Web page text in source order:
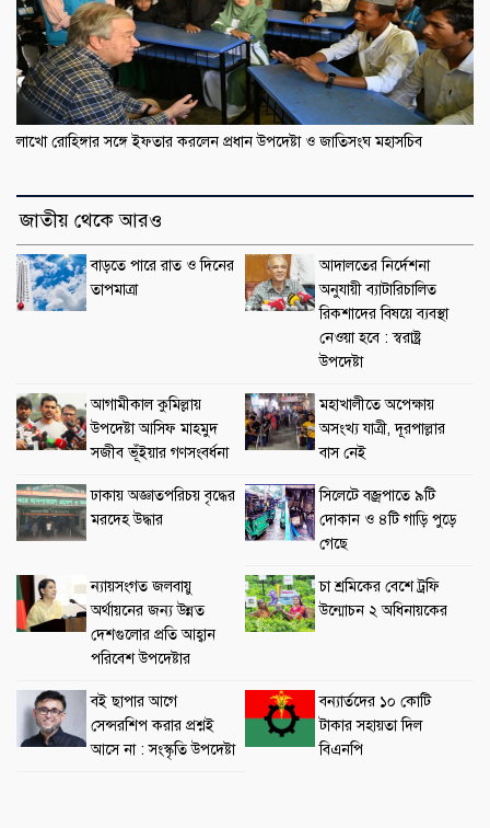
লাখো রোহিঙ্গার সঙ্গে ইফতার করলেন প্রধান উপদেষ্টা ও জাতিসংঘ মহাসচিব
জাতীয় থেকে আরও
বাড়তে পারে রাত ও দিনের
তাপমাত্রা
আদালতের নির্দেশনা
অনুযায়ী ব্যাটারিচালিত
রিকশাদের বিষয়ে ব্যবস্থা
নেওয়া হবে : স্বরাষ্ট্র
উপদেষ্টা
আগামীকাল কুমিল্লায়
উপদেষ্টা আসিফ মাহমুদ
সজীব ভূঁইয়ার গণসংবর্ধনা
মহাখালীতে অপেক্ষায়
অসংখ্য যাত্রী, দূরপাল্লার
বাস নেই
ঢাকায় অজ্ঞাতপরিচয় বৃদ্ধের
মরদেহ উদ্ধার
সিলেটে বজ্রপাতে ৯টি
দোকান ও ৪টি গাড়ি পুড়ে
গেছে
ন্যায়সংগত জলবায়ু
অর্থায়নের জন্য উন্নত
দেশগুলোর প্রতি আহ্বান
পরিবেশ উপদেষ্টার
চা শ্রমিকের বেশে ট্রফি
উন্মোচন ‍২ অধিনায়কের
বই ছাপার আগে
সেন্সরশিপ করার প্রশ্নই
আসে না : সংস্কৃতি উপদেষ্টা
বন্যার্তদের ১০ কোটি
টাকার সহায়তা দিল
বিএনপি